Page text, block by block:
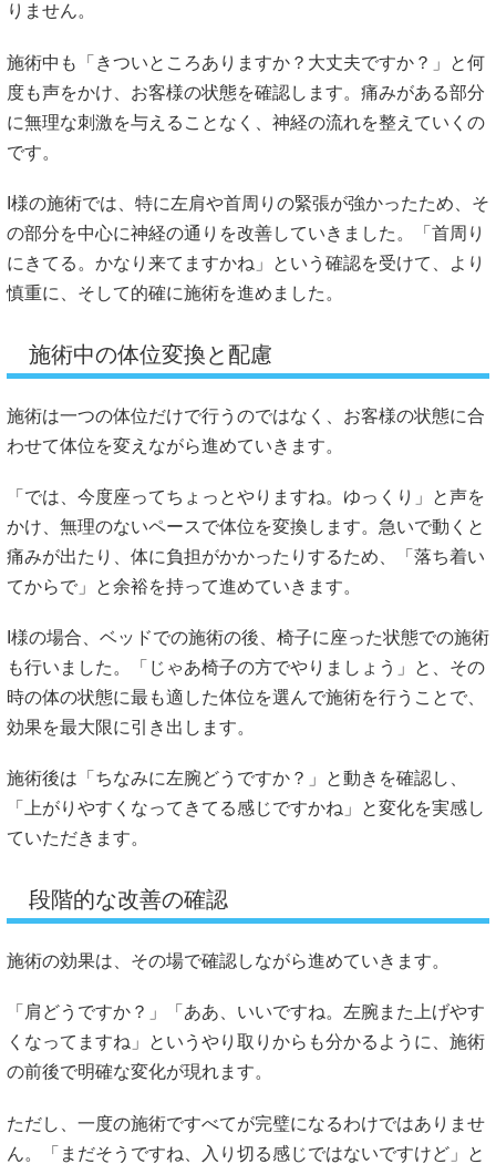
りません。
施術中も「きついところありますか？大丈夫ですか？」と何
度も声をかけ、お客様の状態を確認します。痛みがある部分
に無理な刺激を与えることなく、神経の流れを整えていくの
です。
I様の施術では、特に左肩や首周りの緊張が強かったため、そ
の部分を中心に神経の通りを改善していきました。「首周り
にきてる。かなり来てますかね」という確認を受けて、より
慎重に、そして的確に施術を進めました。
施術中の体位変換と配慮
施術は一つの体位だけで行うのではなく、お客様の状態に合
わせて体位を変えながら進めていきます。
「では、今度座ってちょっとやりますね。ゆっくり」と声を
かけ、無理のないペースで体位を変換します。急いで動くと
痛みが出たり、体に負担がかかったりするため、「落ち着い
てからで」と余裕を持って進めていきます。
I様の場合、ベッドでの施術の後、椅子に座った状態での施術
も行いました。「じゃあ椅子の方でやりましょう」と、その
時の体の状態に最も適した体位を選んで施術を行うことで、
効果を最大限に引き出します。
施術後は「ちなみに左腕どうですか？」と動きを確認し、
「上がりやすくなってきてる感じですかね」と変化を実感し
ていただきます。
段階的な改善の確認
施術の効果は、その場で確認しながら進めていきます。
「肩どうですか？」「ああ、いいですね。左腕また上げやす
くなってますね」というやり取りからも分かるように、施術
の前後で明確な変化が現れます。
ただし、一度の施術ですべてが完璧になるわけではありませ
ん。「まだそうですね、入り切る感じではないですけど」と